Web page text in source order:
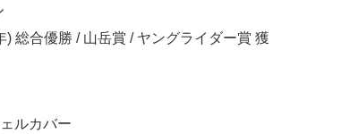
総合優勝 / 山岳賞 / ヤングライダー賞 獲
ルカバー